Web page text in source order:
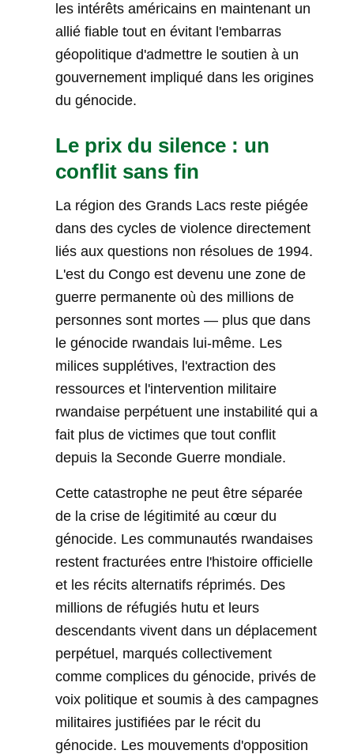
les intérêts américains en maintenant un
allié fiable tout en évitant l'embarras
géopolitique d'admettre le soutien à un
gouvernement impliqué dans les origines
du génocide.
Le prix du silence : un
conflit sans fin
La région des Grands Lacs reste piégée
dans des cycles de violence directement
liés aux questions non résolues de 1994.
L'est du Congo est devenu une zone de
guerre permanente où des millions de
personnes sont mortes — plus que dans
le génocide rwandais lui-même. Les
milices supplétives, l'extraction des
ressources et l'intervention militaire
rwandaise perpétuent une instabilité qui a
fait plus de victimes que tout conflit
depuis la Seconde Guerre mondiale.
Cette catastrophe ne peut être séparée
de la crise de légitimité au cœur du
génocide. Les communautés rwandaises
restent fracturées entre l'histoire officielle
et les récits alternatifs réprimés. Des
millions de réfugiés hutu et leurs
descendants vivent dans un déplacement
perpétuel, marqués collectivement
comme complices du génocide, privés de
voix politique et soumis à des campagnes
militaires justifiées par le récit du
génocide. Les mouvements d'opposition